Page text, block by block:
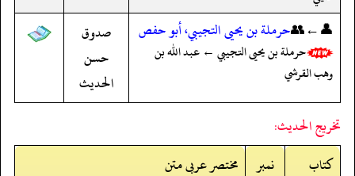
👤←👥حرملة بن يحيى التجيبي، أبو حفص
حرملة بن يحيى التجيبي ← عبد الله بن
وهب القرشي
صدوق
حسن
الحديث
تخريج الحديث:
کتاب
نمبر
مختصر عربی متن